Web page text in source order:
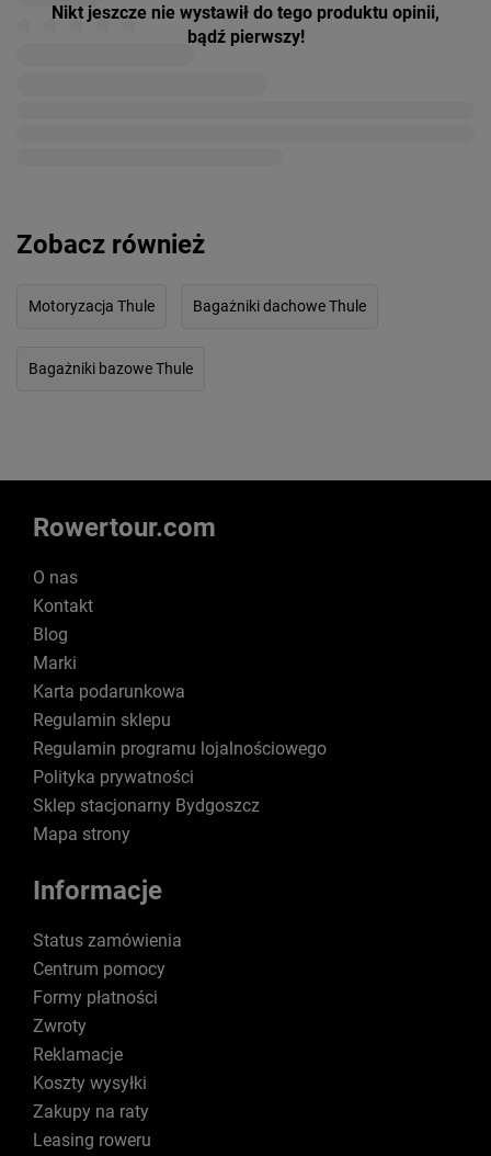
Nikt jeszcze nie wystawił do tego produktu opinii,
bądź pierwszy!
Zobacz również
Motoryzacja Thule Bagażniki dachowe Thule
Bagażniki bazowe Thule
Rowertour.com
O nas
Kontakt
Blog
Marki
Karta podarunkowa
Regulamin sklepu
Regulamin programu lojalnościowego
Polityka prywatności
Sklep stacjonarny Bydgoszcz
Mapa strony
Informacje
Status zamówienia
Centrum pomocy
Formy płatności
Zwroty
Reklamacje
Koszty wysyłki
Zakupy na raty
Leasing roweru